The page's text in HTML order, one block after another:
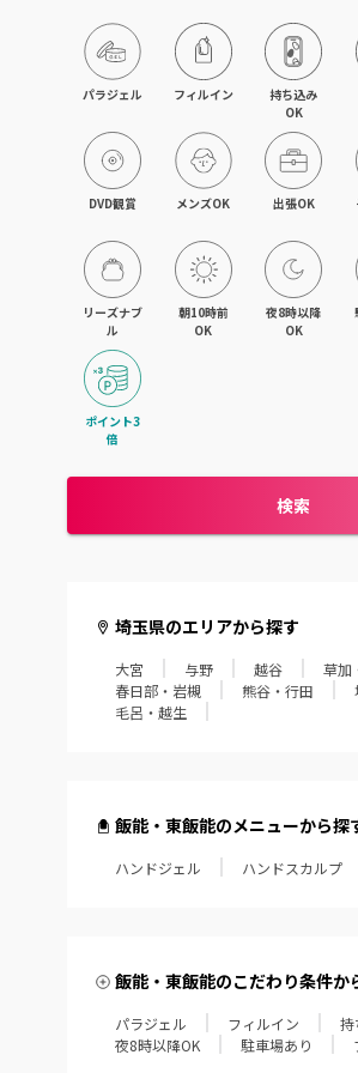
飯能・東飯能
春日部・岩槻
熊谷・行田
坂戸・若葉・鶴ヶ島
上尾・桶川・鴻巣
久喜・幸手・蓮田
パラジェル フィルイン
持ち込み
OK
DVD観賞 メンズOK 出張OK
リーズナブ
ル
朝10時前
OK
夜8時以降
OK
ポイント3
倍
検索
埼玉県のエリアから探す
大宮 与野 越谷 草加
春日部・岩槻
熊谷・行田
毛呂・越生
飯能・東飯能のメニューから探
ハンドジェル ハンドスカルプ
飯能・東飯能のこだわり条件か
パラジェル フィルイン 持
夜8時以降OK
駐車場あり